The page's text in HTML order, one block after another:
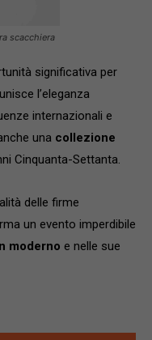
scacchiera
significativa per
l’eleganza
internazionali e
una collezione
Cinquanta-Settanta.
delle firme
un evento imperdibile
moderno e nelle sue